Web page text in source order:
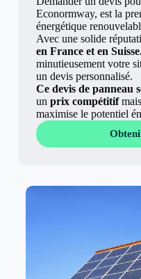
Econormway, est la
énergétique
Avec une solide
en France et en
minutieusement votre
un devis personnalisé.
Ce devis de panneau
un prix compétitif
maximise le potentiel